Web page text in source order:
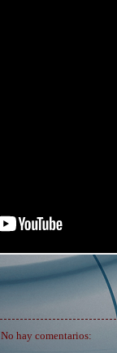
No hay comentarios: